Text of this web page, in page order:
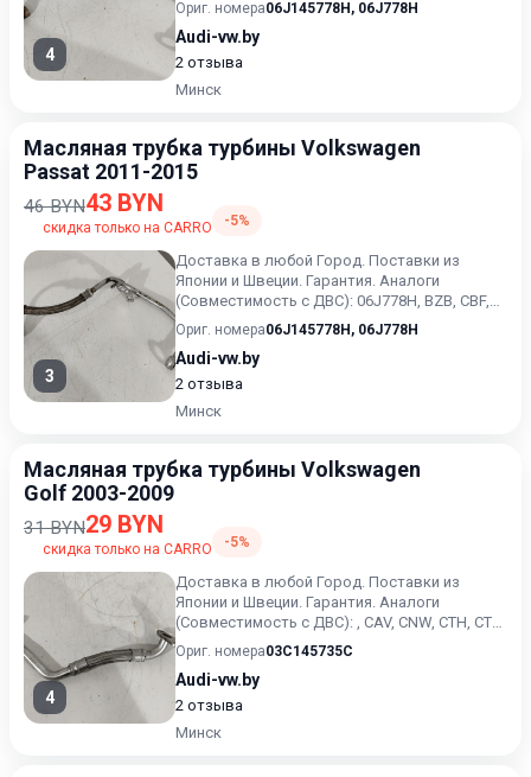
4
Ориг. номера06J145778H , 06J778H
Audi-vw.by
2 отзыва
Минск
Масляная трубка турбины Volkswagen
Passat 2011-2015
46 BYN43 BYN
скидка только на CARRO -5%
3
Доставка в любой Город. Поставки из
Японии и Швеции. Гарантия. Аналоги
(Совместимость с ДВС): 06J778H, BZB, CBF,
CCT, CCZ, CAW, CPS. 2.0 Тур...
Ориг. номера06J145778H , 06J778H
Audi-vw.by
2 отзыва
Минск
Масляная трубка турбины Volkswagen
Golf 2003-2009
31 BYN29 BYN
скидка только на CARRO -5%
4
Доставка в любой Город. Поставки из
Японии и Швеции. Гарантия. Аналоги
(Совместимость с ДВС): , CAV, CNW, CTH, CTK,
BLG, BMY, BWK,. 1.4 Турб...
Ориг. номера03C145735C
Audi-vw.by
2 отзыва
Минск